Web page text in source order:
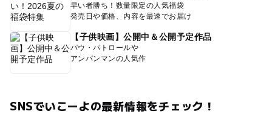
早い者勝ち！数量限定の人気福袋
発売日や価格、内容を最速でお届け
【子供映画】公開中＆公開予定作品
パウ・パトロールや
アンパンマンの人気作
SNSでいこーよの最新情報をチェック！